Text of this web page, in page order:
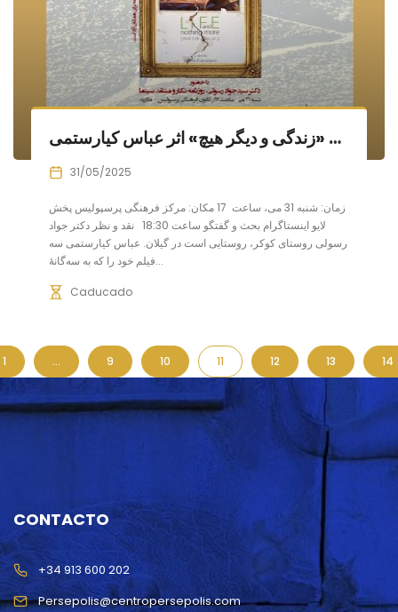
نمایش و بررسی «زندگی و دیگر هیچ» اثر عباس کیارستمی
31/05/2025
زمان: شنبه 31 می، ساعت 17 مکان: مرکز فرهنگی پرسپولیس پخش
لایو اینستاگرام بحث و گفتگو ساعت 18:30 نقد و نظر دکتر جواد
رسولی روستای کوکر، روستایی است در گیلان. عباس کیارستمی سه
فیلم خود را که به سه‌گانهٔ...
Caducado
1 … 9 10 11 12 13 14
CONTACTO
Persepolis@centropersepolis.com
+34 913 600 202